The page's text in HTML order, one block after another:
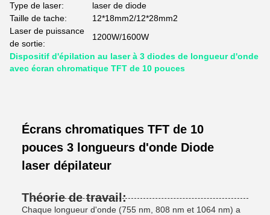
Type de laser:
laser de diode
Taille de tache:
12*18mm2/12*28mm2
Laser de puissance
de sortie:
1200W/1600W
Dispositif d'épilation au laser à 3 diodes de longueur d'onde
avec écran chromatique TFT de 10 pouces
Écrans chromatiques TFT de 10
pouces 3 longueurs d'onde Diode
laser dépilateur
Théorie de travail:
Chaque longueur d'onde (755 nm, 808 nm et 1064 nm) a